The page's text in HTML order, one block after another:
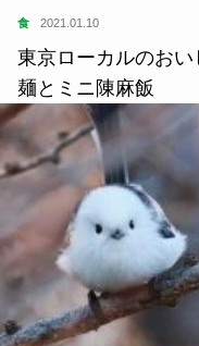
食 2021.01.10
東京ローカルのお
麺とミニ陳麻飯